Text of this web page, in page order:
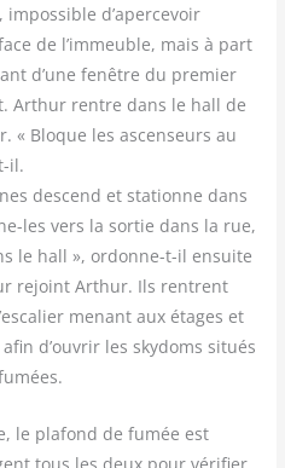
d’apercevoir
de l’immeuble, mais à part
d’une fenêtre du pre­mier
Arthur rentre dans le hall de
« Bloque les ascen­seurs au
il.
des­cend et sta­tionne dans
les vers la sor­tie dans la rue,
le hall », ordonne-t-il ensuite
rejoint Arthur. Ils rentrent
menant aux étages et
d’ouvrir les sky­doms situés
le pla­fond de fumée est